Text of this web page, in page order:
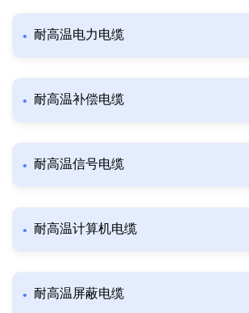
耐高温电力电缆
耐高温补偿电缆
耐高温信号电缆
耐高温计算机电缆
耐高温屏蔽电缆